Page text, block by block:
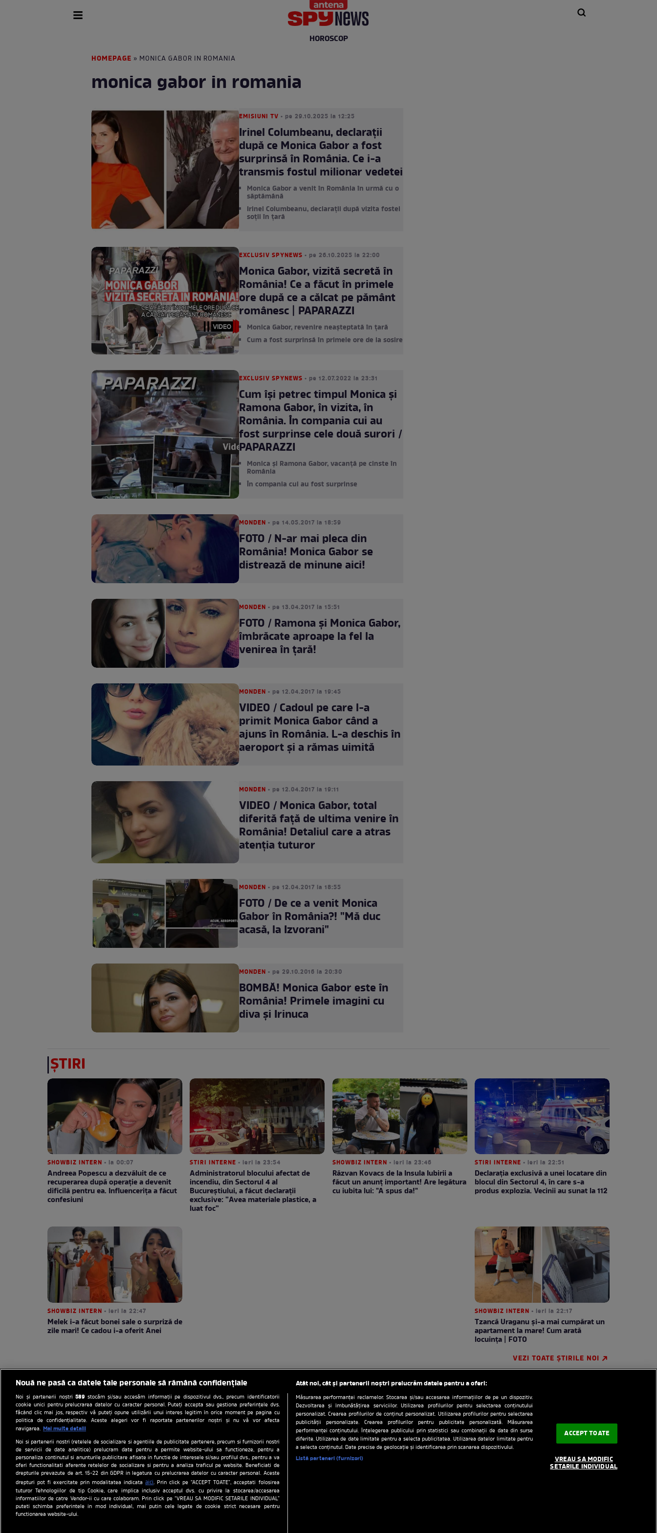
HOROSCOP
HOMEPAGE » MONICA GABOR IN ROMANIA
monica gabor in romania
EMISIUNI TV • pe 29.10.2025 la 12:25
Irinel Columbeanu, declarații
după ce Monica Gabor a fost
surprinsă în România. Ce i-a
transmis fostul milionar vedetei
Monica Gabor a venit în România în urmă cu o
săptămână
Irinel Columbeanu, declarații după vizita fostei
soții în țară
EXCLUSIV SPYNEWS • pe 26.10.2025 la 22:00
Monica Gabor, vizită secretă în
România! Ce a făcut în primele
ore după ce a călcat pe pământ
românesc | PAPARAZZI
Monica Gabor, revenire neașteptată în țară
Cum a fost surprinsă în primele ore de la sosire
EXCLUSIV SPYNEWS • pe 12.07.2022 la 23:31
Cum își petrec timpul Monica și
Ramona Gabor, în vizita, în
România. În compania cui au
fost surprinse cele două surori /
PAPARAZZI
Monica și Ramona Gabor, vacanță pe cinste în
România
În compania cui au fost surprinse
MONDEN • pe 14.05.2017 la 18:59
FOTO / N-ar mai pleca din
România! Monica Gabor se
distrează de minune aici!
MONDEN • pe 13.04.2017 la 15:51
FOTO / Ramona şi Monica Gabor,
îmbrăcate aproape la fel la
venirea în ţară!
MONDEN • pe 12.04.2017 la 19:45
VIDEO / Cadoul pe care l-a
primit Monica Gabor când a
ajuns în România. L-a deschis în
aeroport și a rămas uimită
MONDEN • pe 12.04.2017 la 19:11
VIDEO / Monica Gabor, total
diferită faţă de ultima venire în
România! Detaliul care a atras
atenţia tuturor
MONDEN • pe 12.04.2017 la 18:55
FOTO / De ce a venit Monica
Gabor în România?! "Mă duc
acasă, la Izvorani"
MONDEN • pe 29.10.2016 la 20:30
BOMBĂ! Monica Gabor este în
România! Primele imagini cu
diva și Irinuca
ȘTIRI
SHOWBIZ INTERN • la 00:07
Andreea Popescu a dezvăluit de ce
recuperarea după operație a devenit
dificilă pentru ea. Influencerița a făcut
confesiuni
STIRI INTERNE • ieri la 23:54
Administratorul blocului afectat de
incendiu, din Sectorul 4 al
Bucureștiului, a făcut declarații
exclusive: ”Avea materiale plastice, a
luat foc”
SHOWBIZ INTERN • ieri la 23:46
Răzvan Kovacs de la Insula Iubirii a
făcut un anunț important! Are legătura
cu iubita lui: "A spus da!"
STIRI INTERNE • ieri la 22:51
Declarația exclusivă a unei locatare din
blocul din Sectorul 4, în care s-a
produs explozia. Vecinii au sunat la 112
SHOWBIZ INTERN • ieri la 22:47
Melek i-a făcut bonei sale o surpriză de
zile mari! Ce cadou i-a oferit Anei
SHOWBIZ INTERN • ieri la 22:17
Tzancă Uraganu și-a mai cumpărat un
apartament la mare! Cum arată
locuința | FOTO
VEZI TOATE ȘTIRILE NOI
Politica de cookies Gestionați preferințele Politica de confidentialitate Date companie RSS
Despre cookie
Program Antena 1
Stiri Anunturi imobiliare pe Lajumate.ro
Site-uri Antena Group
a1.ro antenastars.ro
observatornews.ro
tvhappy.ro
Nouă ne pasă ca datele tale personale să rămână confidențiale
Noi și partenerii noștri589 stocăm și/sau accesăm informații pe dispozitivul dvs., precum identificatorii
cookie unici pentru prelucrarea datelor cu caracter personal. Puteți accepta sau gestiona preferințele dvs.
făcând clic mai jos, respectiv vă puteți opune utilizării unui interes legitim în orice moment pe pagina cu
politica de confidențialitate. Aceste alegeri vor fi raportate partenerilor noștri și nu vă vor afecta
navigarea. Mai multe detalii
Noi si partenerii nostri (retelele de socializare si agentiile de publicitate partenere, precum si furnizorii nostri
de servicii de date analitice) prelucram date pentru a permite website-ului sa functioneze, pentru a
personaliza continutul si anunturile publicitare afisate in functie de interesele si/sau profilul dvs., pentru a va
oferi functionalitati aferente retelelor de socializare si pentru a analiza traficul pe website. Beneficiati de
drepturile prevazute de art. 15-22 din GDPR in legatura cu prelucrarea datelor cu caracter personal. Aceste
drepturi pot fi exercitate prin modalitatea indicataaici. Prin click pe “ACCEPT TOATE”, acceptati folosirea
tuturor Tehnologiilor de tip Cookie, care implica inclusiv acceptul dvs. cu privire la stocarea/accesarea
informatiilor de catre Vendor-ii cu care colaboram. Prin click pe “VREAU SA MODIFIC SETARILE INDIVIDUAL”
puteti schimba preferintele in mod individual, mai putin cele legate de cookie strict necesare pentru
functionarea website-ului.
Atât noi, cât și partenerii noștri prelucrăm datele pentru a oferi:
Măsurarea performanței reclamelor. Stocarea și/sau accesarea informațiilor de pe un dispozitiv.
Dezvoltarea și îmbunătățirea serviciilor. Utilizarea profilurilor pentru selectarea conținutului
personalizat. Crearea profilurilor de conținut personalizat. Utilizarea profilurilor pentru selectarea
publicității personalizate. Crearea profilurilor pentru publicitate personalizată. Măsurarea
performanței conținutului. Înțelegerea publicului prin statistici sau combinații de date din surse
diferite. Utilizarea de date limitate pentru a selecta publicitatea. Utilizarea datelor limitate pentru
a selecta conținutul. Date precise de geolocație și identificarea prin scanarea dispozitivului.
Listă parteneri (furnizori)
ACCEPT TOATE
VREAU SA MODIFIC
SETARILE INDIVIDUAL